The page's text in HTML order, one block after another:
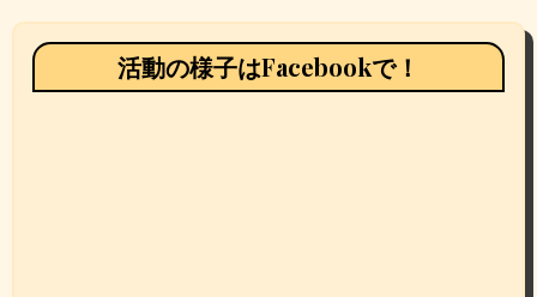
活動の様子はFacebookで！